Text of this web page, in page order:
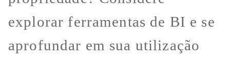
explorar ferramentas de BI e se
aprofundar em sua utilização